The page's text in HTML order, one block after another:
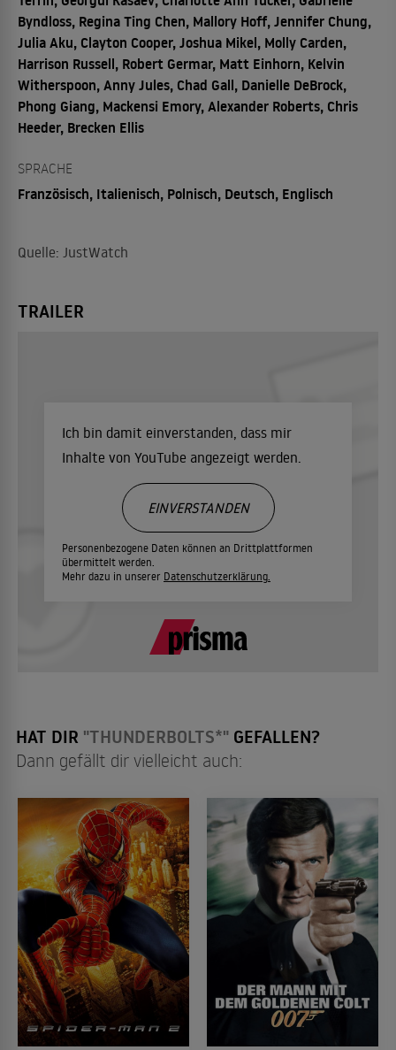
Byndloss, Regina Ting Chen, Mallory Hoff, Jennifer Chung,
Julia Aku, Clayton Cooper, Joshua Mikel, Molly Carden,
Harrison Russell, Robert Germar, Matt Einhorn, Kelvin
Witherspoon, Anny Jules, Chad Gall, Danielle DeBrock,
Phong Giang, Mackensi Emory, Alexander Roberts, Chris
Heeder, Brecken Ellis
SPRACHE
Französisch, Italienisch, Polnisch, Deutsch, Englisch
Quelle: JustWatch
TRAILER
Ich bin damit einverstanden, dass mir
Inhalte von YouTube angezeigt werden.
Personenbezogene Daten können an Drittplattformen
übermittelt werden.
Mehr dazu in unserer Datenschutzerklärung.
EINVERSTANDEN
HAT DIR "THUNDERBOLTS*" GEFALLEN?
Dann gefällt dir vielleicht auch: